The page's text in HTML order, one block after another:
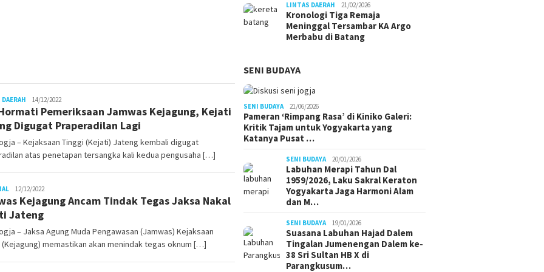
gusjok
14/12/2022
Pemeriksaan Jamwas Kejagung, Kejati
Digugat Praperadilan Lagi
– Kejaksaan Tinggi (Kejati) Jateng kembali digugat
atas penetapan tersangka kali kedua pengusaha […]
gusjok
12/12/2022
Kejagung Ancam Tindak Tegas Jaksa Nakal
Jateng
– Jaksa Agung Muda Pengawasan (Jamwas) Kejaksaan
(Kejagung) memastikan akan menindak tegas oknum […]
LINTAS DAERAH 21/02/2026
Kronologi Tiga Remaja
Meninggal Tersambar KA Argo
Merbabu di Batang
SENI BUDAYA
SENI BUDAYA 21/06/2026
Pameran ‘Rimpang Rasa’ di Kiniko Galeri:
Kritik Tajam untuk Yogyakarta yang
Katanya Pusat …
SENI BUDAYA 20/01/2026
Labuhan Merapi Tahun Dal
1959/2026, Laku Sakral Keraton
Yogyakarta Jaga Harmoni Alam
dan M…
SENI BUDAYA 19/01/2026
Suasana Labuhan Hajad Dalem
Tingalan Jumenengan Dalem ke-
38 Sri Sultan HB X di
Parangkusum…